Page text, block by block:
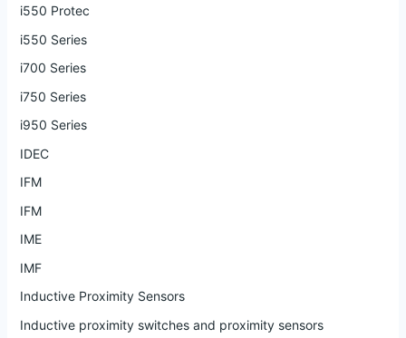
i550 Protec
i550 Series
i700 Series
i750 Series
i950 Series
IDEC
IFM
IFM
IME
IMF
Inductive Proximity Sensors
Inductive proximity switches and proximity sensors